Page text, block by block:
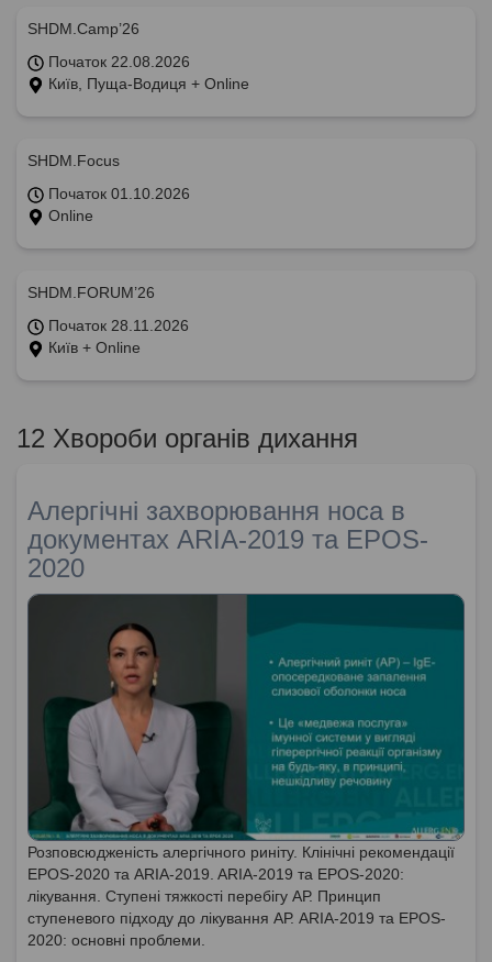
SHDM.Camp’26
Початок 22.08.2026
Київ, Пуща-Водиця + Online
SHDM.Focus
Початок 01.10.2026
Online
SHDM.FORUM’26
Початок 28.11.2026
Київ + Online
12 Хвороби органів дихання
Алергічні захворювання носа в
документах ARIA-2019 та EPOS-
2020
Розповсюдженість алергічного риніту. Клінічні рекомендації
EPOS-2020 та ARIA-2019. ARIA-2019 та EPOS-2020:
лікування. Ступені тяжкості перебігу АР. Принцип
ступеневого підходу до лікування АР. ARIA-2019 та EPOS-
2020: основні проблеми.